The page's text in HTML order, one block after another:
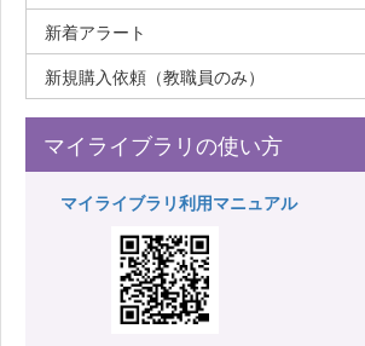
新着アラート
新規購入依頼（教職員のみ）
マイライブラリの使い方
マイライブラリ利用マニュアル